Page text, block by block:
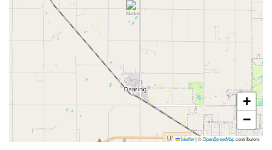
+
−
Leaflet|©OpenStreetMapcontributors